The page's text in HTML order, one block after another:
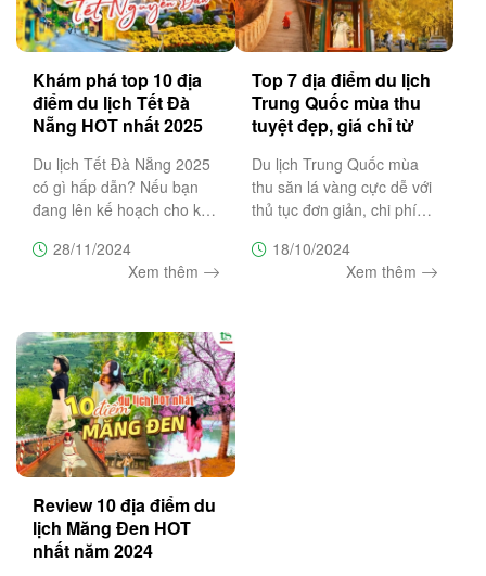
Khám phá top 10 địa
điểm du lịch Tết Đà
Nẵng HOT nhất 2025
Du lịch Tết Đà Nẵng 2025
có gì hấp dẫn? Nếu bạn
đang lên kế hoạch cho kỳ
người thân và bạn bè tại
thành phố đáng sống nhất
thì
28/11/2024
Xem thêm
Top 7 địa điểm du lịch
Trung Quốc mùa thu
tuyệt đẹp, giá chỉ từ
Du lịch Trung Quốc mùa
thu săn lá vàng cực dễ với
thủ tục đơn giản, chi phí
nhiên rực rỡ sẽ là lựa chọn
lý tưởng hứa hẹn mang
18/10/2024
Xem thêm
Review 10 địa điểm du
lịch Măng Đen HOT
nhất năm 2024